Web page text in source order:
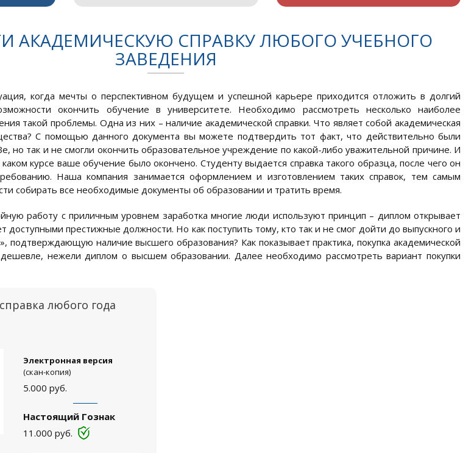
АКАДЕМИЧЕСКУЮ СПРАВКУ ЛЮБОГО УЧЕБНОГО
ЗАВЕДЕНИЯ
когда мечты о перспективном будущем и успешной карьере приходится отложить в долгий
окончить обучение в университете. Необходимо рассмотреть несколько наиболее
такой проблемы. Одна из них – наличие академической справки. Что являет собой академическая
С помощью данного документа вы можете подтвердить тот факт, что действительно были
но так и не смогли окончить образовательное учреждение по какой-либо уважительной причине. И
курсе ваше обучение было окончено. Студенту выдается справка такого образца, после чего он
Наша компания занимается оформлением и изготовлением таких справок, тем самым
собирать все необходимые документы об образовании и тратить время.
работу с приличным уровнем заработка многие люди используют принцип – диплом открывает
доступными престижные должности. Но как поступить тому, кто так и не смог дойти до выпускного и
подтверждающую наличие высшего образования? Как показывает практика, покупка академической
дешевле, нежели диплом о высшем образовании. Далее необходимо рассмотреть вариант покупки
любого года
Электронная версия
(скан-копия)
5.000 руб.
Настоящий Гознак
11.000 руб.